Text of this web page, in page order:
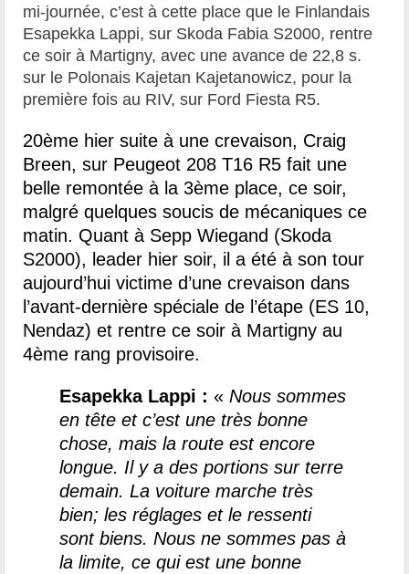
mi-journée, c’est à cette place que le Finlandais
Esapekka Lappi, sur Skoda Fabia S2000, rentre
ce soir à Martigny, avec une avance de 22,8 s.
sur le Polonais Kajetan Kajetanowicz, pour la
première fois au RIV, sur Ford Fiesta R5.
20ème hier suite à une crevaison, Craig
Breen, sur Peugeot 208 T16 R5 fait une
belle remontée à la 3ème place, ce soir,
malgré quelques soucis de mécaniques ce
matin. Quant à Sepp Wiegand (Skoda
S2000), leader hier soir, il a été à son tour
aujourd’hui victime d’une crevaison dans
l’avant-dernière spéciale de l’étape (ES 10,
Nendaz) et rentre ce soir à Martigny au
4ème rang provisoire.
Esapekka Lappi : «Nous sommes
en tête et c’est une très bonne
chose, mais la route est encore
longue. Il y a des portions sur terre
demain. La voiture marche très
bien; les réglages et le ressenti
sont biens. Nous ne sommes pas à
la limite, ce qui est une bonne